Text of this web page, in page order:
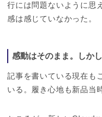
行には問題ないように思
感は感じていなかった。
感動はそのまま。しか
記事を書いている現在も
いる。履き心地も新品当